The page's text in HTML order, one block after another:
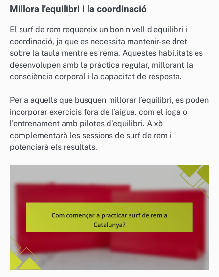
Millora l’equilibri i la coordinació
El surf de rem requereix un bon nivell d’equilibri i
coordinació, ja que es necessita mantenir-se dret
sobre la taula mentre es rema. Aquestes habilitats es
desenvolupen amb la pràctica regular, millorant la
consciència corporal i la capacitat de resposta.
Per a aquells que busquen millorar l’equilibri, es poden
incorporar exercicis fora de l’aigua, com el ioga o
l’entrenament amb pilotes d’equilibri. Això
complementarà les sessions de surf de rem i
potenciarà els resultats.